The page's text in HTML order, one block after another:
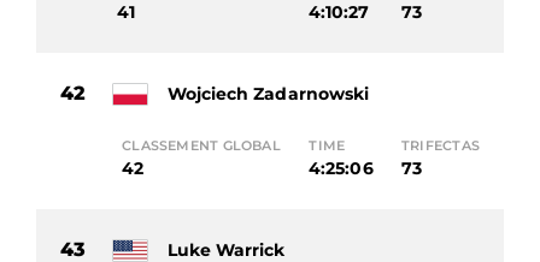
41 4:10:27 73
42 Wojciech Zadarnowski
CLASSEMENT GLOBAL
42
TIME
4:25:06
TRIFECTAS
73
43 Luke Warrick